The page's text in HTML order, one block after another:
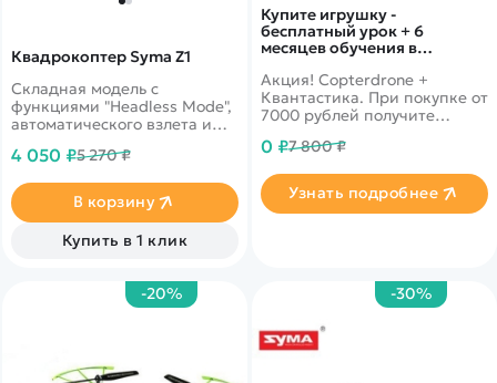
Купите игрушку -
бесплатный урок + 6
месяцев обучения в
Акция! Copterdrone +
Квантастика. При покупке от
7000 рублей получите
нашего партнера
0 ₽7 800 ₽
Узнать подробнее
Квадрокоптер Syma Z1
Складная модель с
функциями "Headless Mode",
автоматического взлета и
управления наклоном
4 050 ₽5 270 ₽
В корзину
Купить в 1 клик
-20% -30%